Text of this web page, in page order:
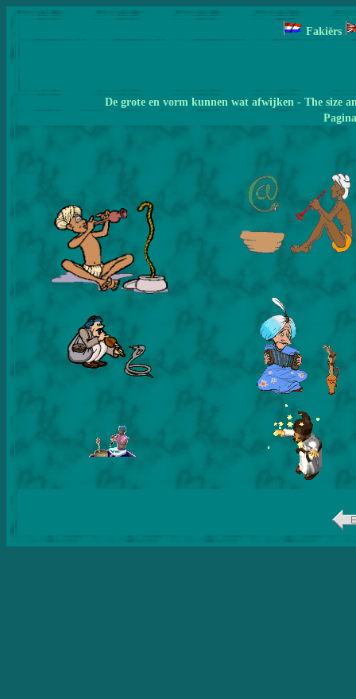
Fakiërs
De grote en vorm kunnen wat afwijken - The size